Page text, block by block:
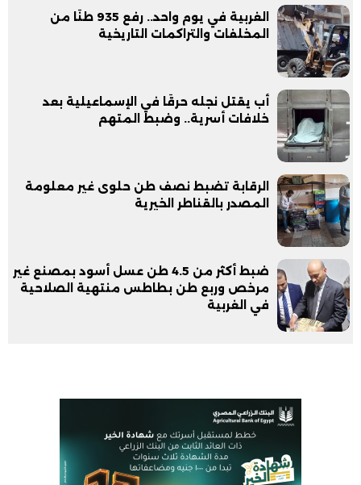
الغربية في يوم واحد.. رفع 935 طنًا من
المخلفات والتراكمات التاريخية
أب يقتل نجله حرقًا في الإسماعيلية بعد
خلافات أسرية.. وضبط المتهم
الرقابة تضبط نصف طن حلوى غير معلومة
المصدر بالقناطر الخيرية
ضبط أكثر من 4.5 طن عسل أسود بمصنع غير
مرخص وربع طن بطاطس منتهية الصلاحية
في الغربية